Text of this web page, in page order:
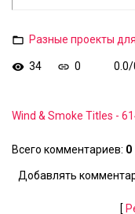
Разные проекты
34 0 0.0/
Wind & Smoke Titles -
Всего комментариев: 0
Добавлять
[